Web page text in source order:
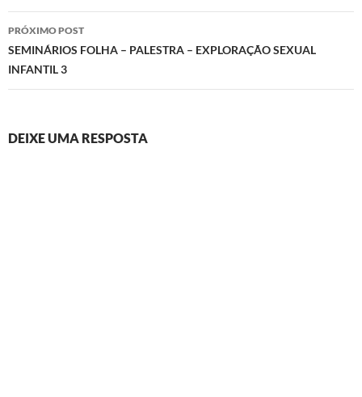
PRÓXIMO POST
SEMINÁRIOS FOLHA – PALESTRA – EXPLORAÇÃO SEXUAL
INFANTIL 3
DEIXE UMA RESPOSTA